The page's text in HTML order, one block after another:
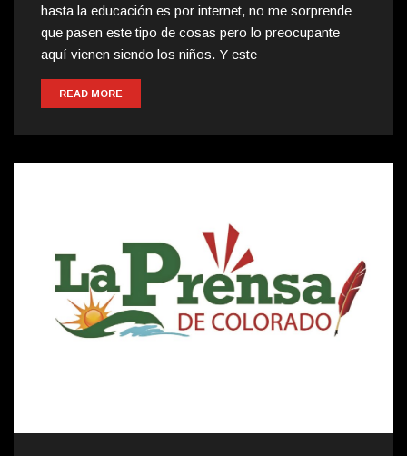
hasta la educación es por internet, no me sorprende
que pasen este tipo de cosas pero lo preocupante
aquí vienen siendo los niños. Y este
READ MORE